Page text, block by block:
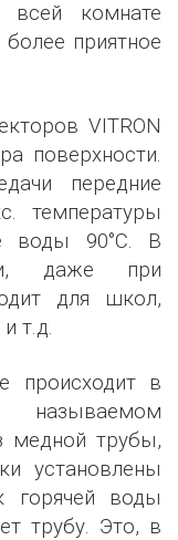
всей комнате
приятное
VITRON
поверхности.
передние
температуры
воды 90°C. В
даже при
для школ,
т.д.
происходит в
называемом
медной трубы,
установлены
горячей воды
трубу. Это, в